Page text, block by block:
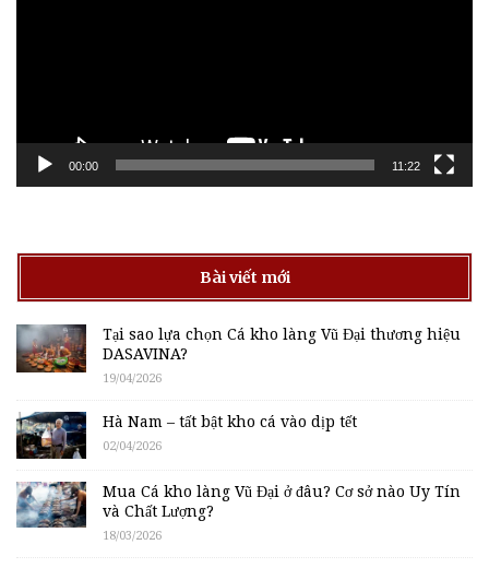
00:00 11:22
Bài viết mới
Tại sao lựa chọn Cá kho làng Vũ Đại thương hiệu
DASAVINA?
19/04/2026
Hà Nam – tất bật kho cá vào dịp tết
02/04/2026
Mua Cá kho làng Vũ Đại ở đâu? Cơ sở nào Uy Tín
và Chất Lượng?
18/03/2026